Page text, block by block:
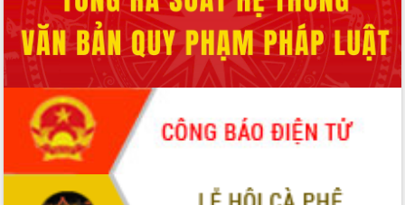
Lắk
Khơi thông điểm nghẽn, đẩy nhanh
giải ngân vốn khắc phục thiên tai
HĐND tỉnh thông qua điều chỉnh Quy
hoạch tỉnh thời kỳ 2021-2030
Hội thảo góp ý hồ sơ điều chỉnh quy
hoạch tỉnh Đắk Lắk thời kỳ 2021-2030,
tầm nhìn đến năm 2050
Nâng cao hiệu quả hoạt động của các
doanh nghiệp nhà nước